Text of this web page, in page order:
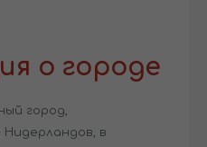
о городе
город,
в